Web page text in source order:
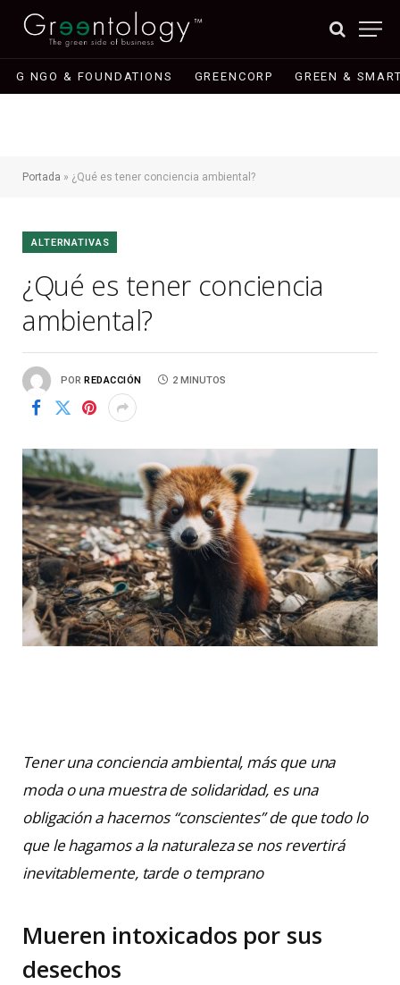
G NGO & FOUNDATIONS GREENCORP GREEN &
Portada » ¿Qué es tener conciencia ambiental?
ALTERNATIVAS
¿Qué es tener conciencia
ambiental?
POR REDACCIÓN 2 MINUTOS
Tener una conciencia ambiental, más que una
moda o una muestra de solidaridad, es una
obligación a hacernos “conscientes” de que todo lo
que le hagamos a la naturaleza se nos revertirá
inevitablemente, tarde o temprano
Mueren intoxicados por sus
desechos